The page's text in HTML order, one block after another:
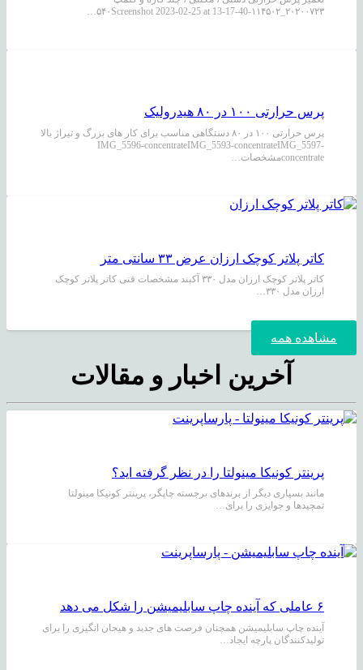
۲۰۲۰۰۷۲۳_۱۱۴۵۰۲-۵۴۰Screenshot 2023-02-25 at 13-17-40…
پرس حرارتی ۱۰۰ در ۸۰ هیدرولیک
پرس حرارتی ۱۰۰ در ۸۰ دستگاهی مناسب برای کار های بزرگ و تیراژ بالا
IMG_5596-concentrateIMG_5593-concentrateIMG_5597-
concentrateمشخصات…
کاتر پلاتر کوچک ارزان عرض ۳۳ سانتی متر
کاتر پلاتر کوچک ارزان مدل ۳۳۰ آکبند مشخصات فنی کاتر پلاتر کوچک
ارزان مدل ۳۳۰…
مشاهده همه
آخرین اخبار و مقالات
پرینتر کونیکا مینولتا را در نظر گرفته اید؟
مانند بسیاری دیگر از برندهای برجسته چاپگر، پرینتر کونیکا مینولتا
تمجیدها و جوایزی را برای…
۶ عاملی که آینده چاپ سابلیمیشن را شکل می دهد
آینده چاپ سابلیمیشن همچنان فرصت های جدید و هیجان انگیزی را برای
تولیدکنندگان پارچه ایجاد…